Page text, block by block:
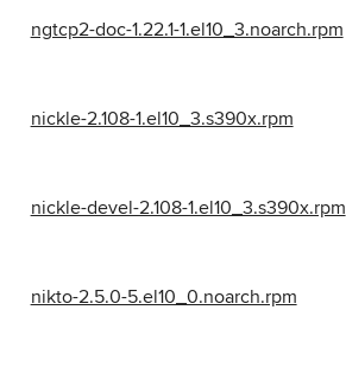
ngtcp2-doc-1.22.1-1.el10_3.noarch.rpm
nickle-2.108-1.el10_3.s390x.rpm
nickle-devel-2.108-1.el10_3.s390x.rpm
nikto-2.5.0-5.el10_0.noarch.rpm